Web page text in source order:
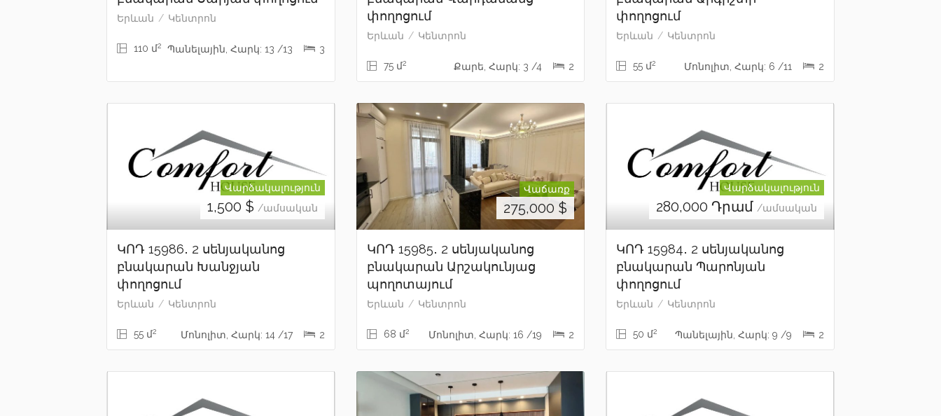
Երևան Կենտրոն
110 մ2 Պանելային, Հարկ: 13 /13 3
փողոցում
Երևան Կենտրոն
75 մ2 Քարե, Հարկ: 3 /4 2
փողոցում
Երևան Կենտրոն
55 մ2 Մոնոլիտ, Հարկ: 6 /11 2
Վարձակալություն
1,500 $ /ամսական
ԿՈԴ 15986․ 2 սենյականոց
բնակարան Խանջյան
փողոցում
Երևան Կենտրոն
55 մ2 Մոնոլիտ, Հարկ: 14 /17 2
Վաճառք
275,000 $
ԿՈԴ 15985․ 2 սենյականոց
բնակարան Արշակունյաց
պողոտայում
Երևան Կենտրոն
68 մ2 Մոնոլիտ, Հարկ: 16 /19 2
Վարձակալություն
280,000 Դրամ /ամսական
ԿՈԴ 15984․ 2 սենյականոց
բնակարան Պարոնյան
փողոցում
Երևան Կենտրոն
50 մ2 Պանելային, Հարկ: 9 /9 2